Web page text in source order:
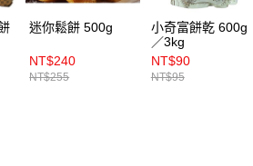
迷你鬆餅 500g
NT$240
NT$255
小奇富餅乾 600g
／3kg
NT$90
NT$95